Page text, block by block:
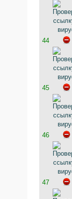
44
45
46
47